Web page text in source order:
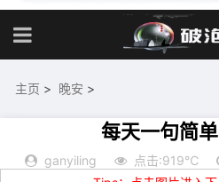
主页 > 晚安 >
每天一句简
ganyiling 点击:919℃